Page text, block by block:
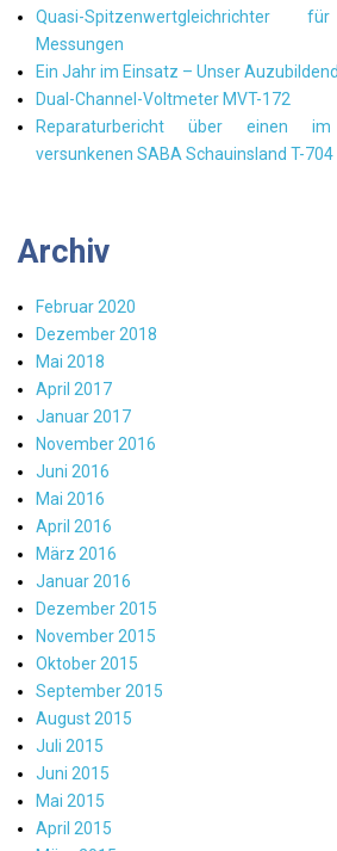
Quasi-Spitzenwertgleichrichter
Messungen
Ein Jahr im Einsatz – Unser
Dual-Channel-Voltmeter MVT-172
Reparaturbericht über einen im
versunkenen SABA Schauinsland T-704
Archiv
Februar 2020
Dezember 2018
Mai 2018
April 2017
Januar 2017
November 2016
Juni 2016
Mai 2016
April 2016
März 2016
Januar 2016
Dezember 2015
November 2015
Oktober 2015
September 2015
August 2015
Juli 2015
Juni 2015
Mai 2015
April 2015